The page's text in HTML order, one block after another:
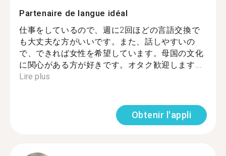
Partenaire de langue idéal
仕事をしているので、週に2回ほどの言語交換で
も大丈夫な方がいいです。また、話しやすいの
で、できれば女性を希望しています。母国の文化
に関心がある方が好きです。オタク歓迎します...
Lire plus
Obtenir l'appli